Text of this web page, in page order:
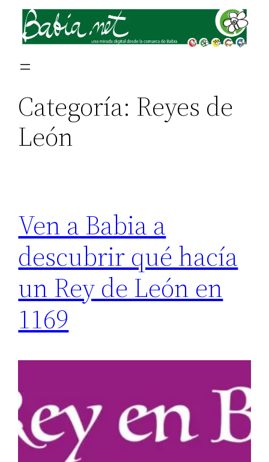
Saltar
contenido
Categoría: Reyes de
León
Ven a Babia a
descubrir qué hacía
un Rey de León en
1169